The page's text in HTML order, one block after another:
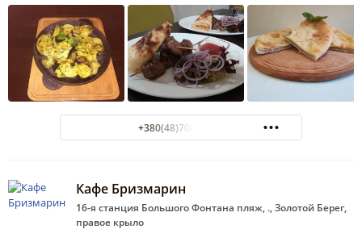
+380(48)700-28-91
Кафе Бризмарин
16-я станция Большого Фонтана пляж, ., Золотой Берег,
правое крыло